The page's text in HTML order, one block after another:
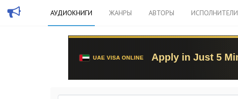
АУДИОКНИГИ ЖАНРЫ АВТОРЫ ИСПОЛНИТЕЛИ